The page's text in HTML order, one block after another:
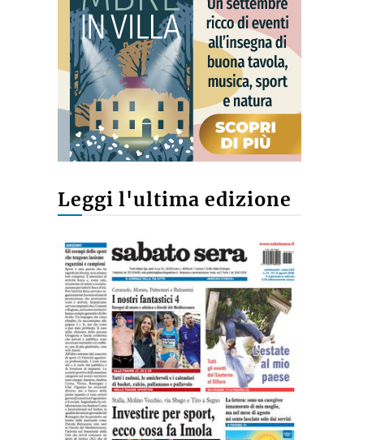
Leggi l'ultima edizione